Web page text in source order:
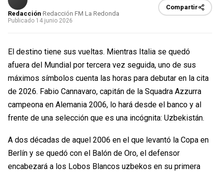
Redacción·Redacción FM La Redonda
Publicado 14 junio 2026
Compartir
El destino tiene sus vueltas. Mientras Italia se quedó
afuera del Mundial por tercera vez seguida, uno de sus
máximos símbolos cuenta las horas para debutar en la cita
de 2026. Fabio Cannavaro, capitán de la Squadra Azzurra
campeona en Alemania 2006, lo hará desde el banco y al
frente de una selección que es una incógnita: Uzbekistán.
A dos décadas de aquel 2006 en el que levantó la Copa en
Berlín y se quedó con el Balón de Oro, el defensor
encabezará a los Lobos Blancos uzbekos en su primera